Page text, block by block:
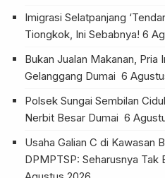
Imigrasi Selatpanjang
Tiongkok, Ini Sebabnya! 6
Bukan Jualan Makanan, Pria
Gelanggang Dumai 6
Polsek Sungai Sembilan
Nerbit Besar Dumai 6
Usaha Galian C di Kawasan
DPMPTSP: Seharusnya Tak